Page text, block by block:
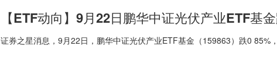
证券之星消息，9月22日，鹏华中证光伏产业ETF基金（159863）跌0 85%，